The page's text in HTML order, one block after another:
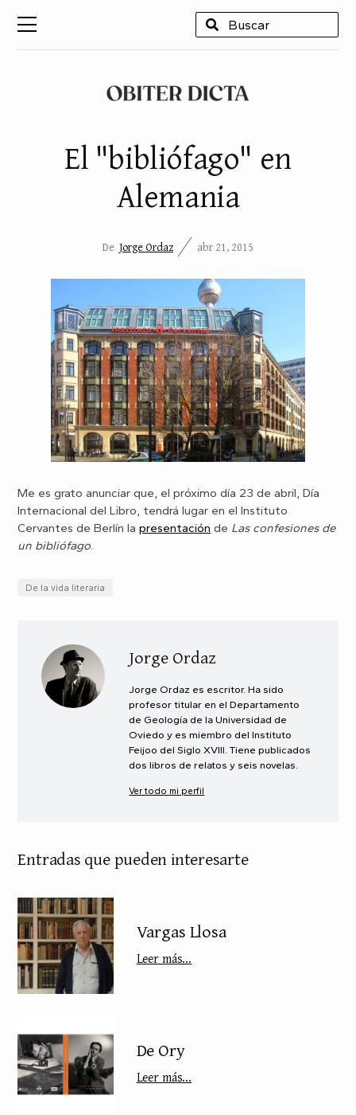
El "bibliófago" en
Alemania
De Jorge Ordaz abr 21, 2015
Me es grato anunciar que, el próximo día 23 de abril, Día
Internacional del Libro, tendrá lugar en el Instituto
Cervantes de Berlín lapresentación de Las confesiones de
un bibliófago.
De la vida literaria
Jorge Ordaz
Jorge Ordaz es escritor. Ha sido
profesor titular en el Departamento
de Geología de la Universidad de
Oviedo y es miembro del Instituto
Feijoo del Siglo XVIII. Tiene publicados
dos libros de relatos y seis novelas.
Ver todo mi perfil
Entradas que pueden interesarte
Vargas Llosa
Leer más...
De Ory
Leer más...